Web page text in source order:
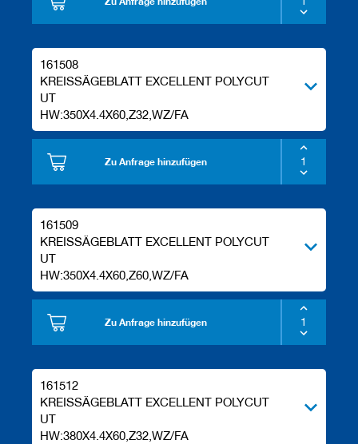
161508
KREISSÄGEBLATT EXCELLENT POLYCUT
UT
HW:350X4.4X60,Z32,WZ/FA
Zu Anfrage hinzufügen
161509
KREISSÄGEBLATT EXCELLENT POLYCUT
UT
HW:350X4.4X60,Z60,WZ/FA
Zu Anfrage hinzufügen
161512
KREISSÄGEBLATT EXCELLENT POLYCUT
UT
HW:380X4.4X60,Z32,WZ/FA